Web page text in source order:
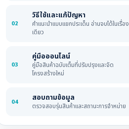
02
วิธีใช้และแก้ปัญหา
คำแนะนำแบบแยกประเด็น อ่านจบได้ในเรื่อง
เดียว
03
คู่มือออนไลน์
คู่มือสินค้าฉบับเต็มที่ปรับปรุงและจัด
โครงสร้างใหม่
04 สอบถามข้อมูล
ตรวจสอบรุ่นสินค้าและสถานะการจำหน่าย